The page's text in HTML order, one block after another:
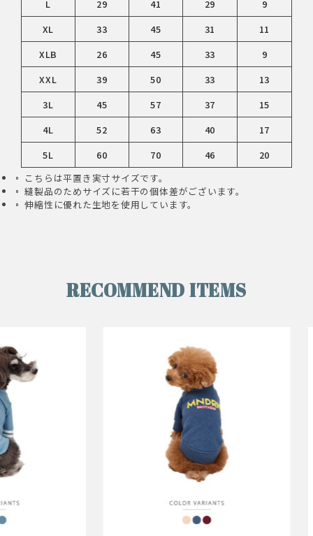
L 29 41 29
9
XL
33 45 31
11
XLB
26 45 33
9
XXL
39 50 33
13
3L
45 57 37
15
4L
52 63 40
17
5L
60 70 46
20
こちらは平置き実寸サイズです。
縫製品のためサイズに若干の個体差がございます。
伸縮性に優れた生地を使用しています。
RECOMMEND ITEMS